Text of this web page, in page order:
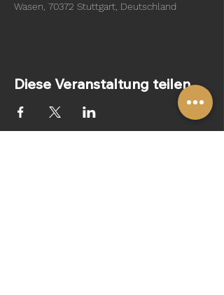
Wasen, 70372 Stuttgart, Deutschland
Diese Veranstaltung teilen